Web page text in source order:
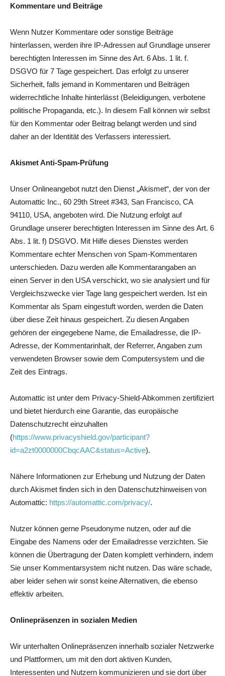
Kommentare und Beiträge
Wenn Nutzer Kommentare oder sonstige Beiträge
hinterlassen, werden ihre IP-Adressen auf Grundlage unserer
berechtigten Interessen im Sinne des Art. 6 Abs. 1 lit. f.
DSGVO für 7 Tage gespeichert. Das erfolgt zu unserer
Sicherheit, falls jemand in Kommentaren und Beiträgen
widerrechtliche Inhalte hinterlässt (Beleidigungen, verbotene
politische Propaganda, etc.). In diesem Fall können wir selbst
für den Kommentar oder Beitrag belangt werden und sind
daher an der Identität des Verfassers interessiert.
Akismet Anti-Spam-Prüfung
Unser Onlineangebot nutzt den Dienst „Akismet“, der von der
Automattic Inc., 60 29th Street #343, San Francisco, CA
94110, USA, angeboten wird. Die Nutzung erfolgt auf
Grundlage unserer berechtigten Interessen im Sinne des Art. 6
Abs. 1 lit. f) DSGVO. Mit Hilfe dieses Dienstes werden
Kommentare echter Menschen von Spam-Kommentaren
unterschieden. Dazu werden alle Kommentarangaben an
einen Server in den USA verschickt, wo sie analysiert und für
Vergleichszwecke vier Tage lang gespeichert werden. Ist ein
Kommentar als Spam eingestuft worden, werden die Daten
über diese Zeit hinaus gespeichert. Zu diesen Angaben
gehören der eingegebene Name, die Emailadresse, die IP-
Adresse, der Kommentarinhalt, der Referrer, Angaben zum
verwendeten Browser sowie dem Computersystem und die
Zeit des Eintrags.
Automattic ist unter dem Privacy-Shield-Abkommen zertifiziert
und bietet hierdurch eine Garantie, das europäische
Datenschutzrecht einzuhalten
(https://www.privacyshield.gov/participant?
id=a2zt0000000CbqcAAC&status=Active).
Nähere Informationen zur Erhebung und Nutzung der Daten
durch Akismet finden sich in den Datenschutzhinweisen von
Automattic: https://automattic.com/privacy/.
Nutzer können gerne Pseudonyme nutzen, oder auf die
Eingabe des Namens oder der Emailadresse verzichten. Sie
können die Übertragung der Daten komplett verhindern, indem
Sie unser Kommentarsystem nicht nutzen. Das wäre schade,
aber leider sehen wir sonst keine Alternativen, die ebenso
effektiv arbeiten.
Onlinepräsenzen in sozialen Medien
Wir unterhalten Onlinepräsenzen innerhalb sozialer Netzwerke
und Plattformen, um mit den dort aktiven Kunden,
Interessenten und Nutzern kommunizieren und sie dort über